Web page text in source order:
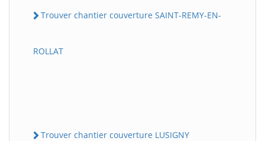
Trouver chantier couverture SAINT-REMY-EN-
ROLLAT
Trouver chantier couverture LUSIGNY